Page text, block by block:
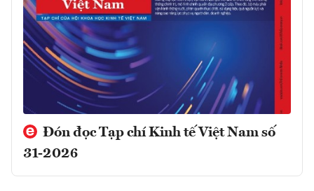
Đón đọc Tạp chí Kinh tế Việt Nam số
31-2026